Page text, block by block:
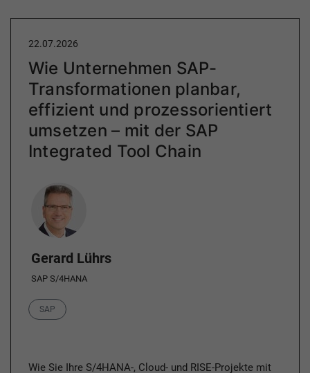
22.07.2026
Wie Unternehmen SAP-
Transformationen planbar,
effizient und prozessorientiert
umsetzen – mit der SAP
Integrated Tool Chain
Author
Gerard Lührs
SAP S/4HANA
Category
SAP
Wie Sie Ihre S/4HANA-, Cloud- und RISE-Projekte mit